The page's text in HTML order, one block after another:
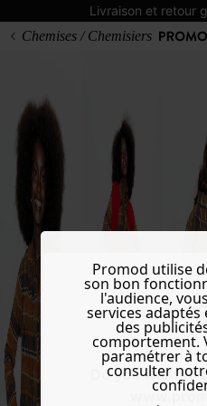
Livraison et retour
Do you want to
Chemises / Chemisiers
Promod utilise
son bon
l'audience,
services
des
comportement.
paramétrer à
consulter